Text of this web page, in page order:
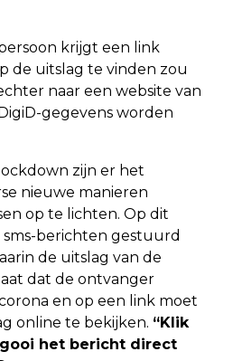
krijgt een link
de uitslag te vinden zou
naar een website van
gegevens worden
zijn er het
nieuwe manieren
op te lichten. Op dit
berichten gestuurd
de uitslag van de
dat de ontvanger
en op een link moet
online te bekijken. “Klik
het bericht direct